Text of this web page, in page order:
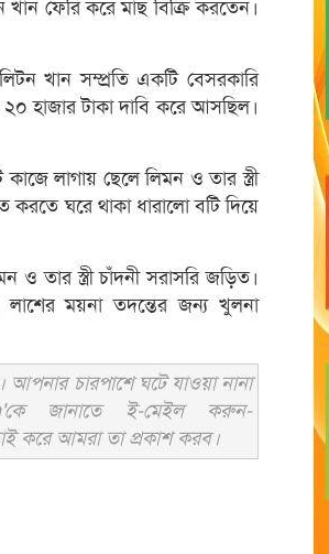
ফেরি করে মাছ বিক্রি করতেন।
খান সম্প্রতি একটি বেসরকারি
হাজার টাকা দাবি করে আসছিল।
লাগায় ছেলে লিমন ও তার স্ত্রী
করতে ঘরে থাকা ধারালো বটি দিয়ে
তার স্ত্রী চাঁদনী সরাসরি জড়িত।
লাশের ময়না তদন্তের জন্য খুলনা
চারপাশে ঘটে যাওয়া নানা
জানাতে ই-মেইল করুন-
করে আমরা তা প্রকাশ করব।